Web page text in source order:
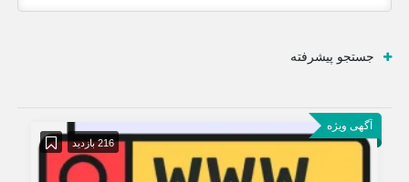
جستجو پیشرفته
آگهی ویژه
216 بازدید